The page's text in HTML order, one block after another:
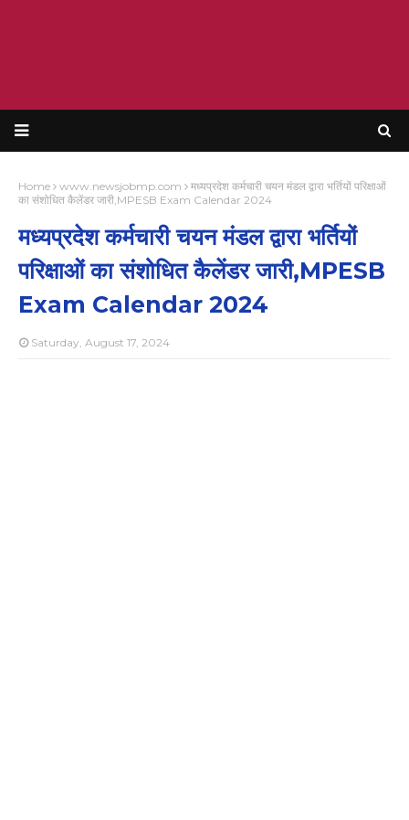
Home www.newsjobmp.com
मध्यप्रदेश कर्मचारी चयन मंडल द्वारा भर्तियों परिक्षाओं
का संशोधित कैलेंडर जारी,MPESB Exam Calendar 2024
मध्यप्रदेश कर्मचारी चयन मंडल द्वारा भर्तियों
परिक्षाओं का संशोधित कैलेंडर जारी,MPESB
Exam Calendar 2024
Saturday, August 17, 2024